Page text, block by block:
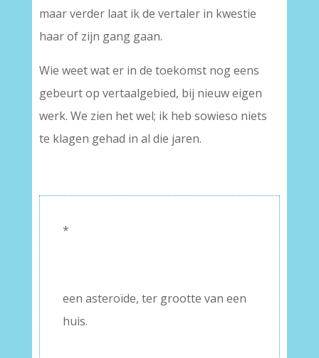
maar verder laat ik de vertaler in kwestie
haar of zijn gang gaan.
Wie weet wat er in de toekomst nog eens
gebeurt op vertaalgebied, bij nieuw eigen
werk. We zien het wel; ik heb sowieso niets
te klagen gehad in al die jaren.
*
een asteroïde, ter grootte van een
huis.